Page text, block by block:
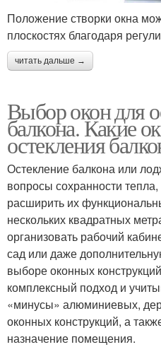
Положение створки окна
плоскостях благодаря
читать дальше →
Выбор окон для
балкона. Какие
остекления
Остекление балкона или
вопросы сохранности
расширить их
нескольких квадратных
организовать рабочий
сад или даже
выборе оконных
комплексный подход и
«минусы» алюминиевых,
оконных конструкций, а
назначение помещения.